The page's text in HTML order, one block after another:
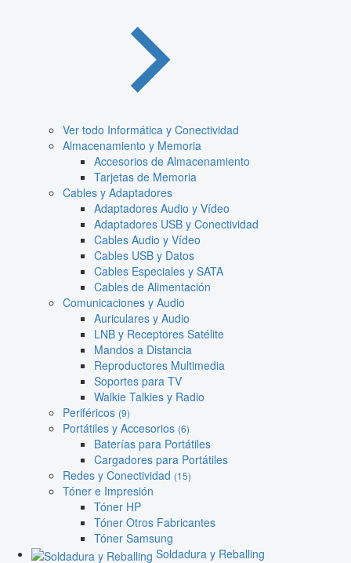
Ver todo Informática y Conectividad
Almacenamiento y Memoria
Accesorios de Almacenamiento
Tarjetas de Memoria
Cables y Adaptadores
Adaptadores Audio y Vídeo
Adaptadores USB y Conectividad
Cables Audio y Vídeo
Cables USB y Datos
Cables Especiales y SATA
Cables de Alimentación
Comunicaciones y Audio
Auriculares y Audio
LNB y Receptores Satélite
Mandos a Distancia
Reproductores Multimedia
Soportes para TV
Walkie Talkies y Radio
Periféricos (9)
Portátiles y Accesorios (6)
Baterías para Portátiles
Cargadores para Portátiles
Redes y Conectividad (15)
Tóner e Impresión
Tóner HP
Tóner Otros Fabricantes
Tóner Samsung
Soldadura y Reballing